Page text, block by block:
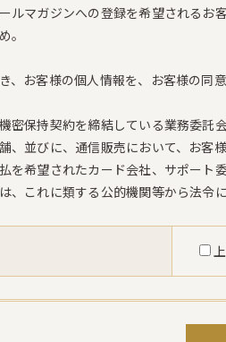
ルマガジンへの登録を希望される
。
、お客様の個人情報を、お客様の同
密保持契約を締結している業務委
舗、並びに、通信販売において、お
を希望されたカード会社、サポート
、これに類する公的機関等から法令